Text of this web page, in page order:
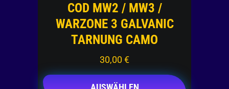
COD MW2 / MW3 /
WARZONE 3 GALVANIC
TARNUNG CAMO
30,00 €